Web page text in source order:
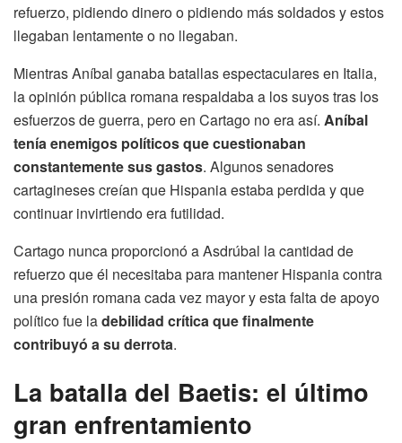
refuerzo, pidiendo dinero o pidiendo más soldados y estos
llegaban lentamente o no llegaban.
Mientras Aníbal ganaba batallas espectaculares en Italia,
la opinión pública romana respaldaba a los suyos tras los
esfuerzos de guerra, pero en Cartago no era así. Aníbal
tenía enemigos políticos que cuestionaban
constantemente sus gastos. Algunos senadores
cartagineses creían que Hispania estaba perdida y que
continuar invirtiendo era futilidad.
Cartago nunca proporcionó a Asdrúbal la cantidad de
refuerzo que él necesitaba para mantener Hispania contra
una presión romana cada vez mayor y esta falta de apoyo
político fue ladebilidad crítica que finalmente
contribuyó a su derrota.
La batalla del Baetis: el último
gran enfrentamiento